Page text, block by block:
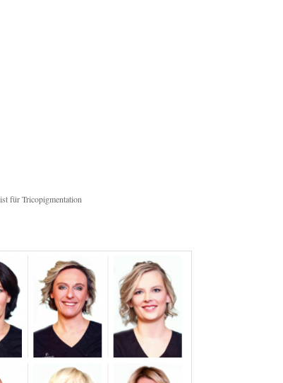
für Tricopigmentation